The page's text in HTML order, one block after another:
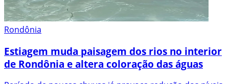
Rondônia
Estiagem muda paisagem dos rios no interior
de Rondônia e altera coloração das águas